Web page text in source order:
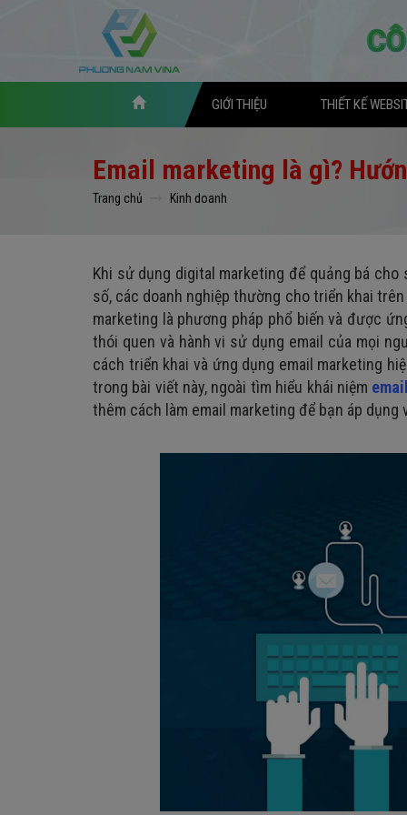
GIỚI THIỆU THIẾT KẾ
Email marketing là gì?
Trang chủ Kinh doanh
Khi sử dụng digital marketing để quảng bá
số, các doanh nghiệp thường cho triển khai
marketing là phương pháp phổ biến và được
thói quen và hành vi sử dụng email của mọi
cách triển khai và ứng dụng email marketing
trong bài viết này, ngoài tìm hiểu khái niệm
thêm cách làm email marketing để bạn áp